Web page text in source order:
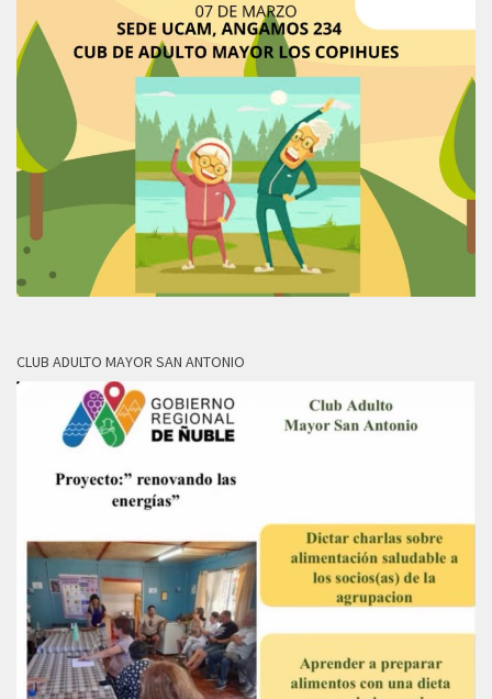
CLUB ADULTO MAYOR SAN ANTONIO